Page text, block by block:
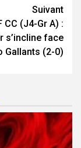
Suivant
CC (J4-Gr A) :
s’incline face
Gallants (2-0)